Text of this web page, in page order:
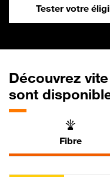
Tester votre
Découvrez
sont
Fibre